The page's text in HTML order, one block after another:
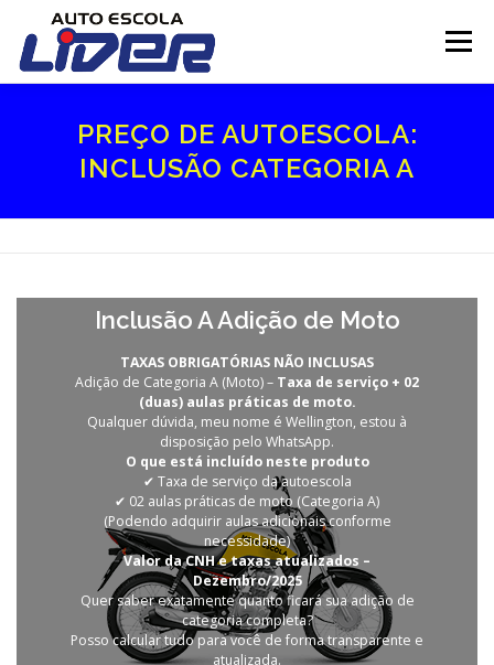
para
conteúdo
Menu
INÍCIO SOBRE SERVIÇOS FILIAIS
PREÇO DE AUTOESCOLA:
INCLUSÃO CATEGORIA A
Inclusão A Adição de Moto
TAXAS OBRIGATÓRIAS NÃO INCLUSAS
Adição de Categoria A (Moto) – Taxa de serviço + 02
(duas) aulas práticas de moto.
Qualquer dúvida, meu nome é Wellington, estou à
disposição pelo WhatsApp.
O que está incluído neste produto
✔ Taxa de serviço da autoescola
✔ 02 aulas práticas de moto (Categoria A)
(Podendo adquirir aulas adicionais conforme
necessidade)
Valor da CNH e taxas atualizados –
Dezembro/2025
Quer saber exatamente quanto ficará sua adição de
categoria completa?
Posso calcular tudo para você de forma transparente e
atualizada.